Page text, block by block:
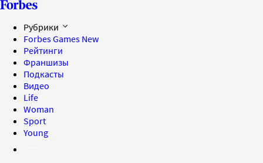
Рубрики
Forbes Games New
Рейтинги
Франшизы
Подкасты
Видео
Life
Woman
Sport
Young